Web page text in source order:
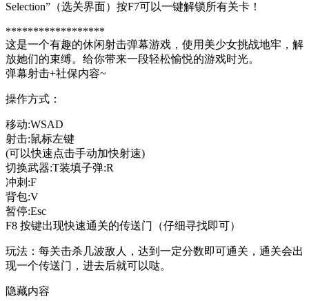
Selection”（选关界面）按F7可以一键解锁所有关卡！
******************
这是一个有趣的休闲射击弹幕游戏，使用美少女挑战地牢，解
放她们的束缚。给你带来一段轻松愉悦的游戏时光。
弹幕射击+社保内容~
操作方式：
移动:WSAD
射击:鼠标左键
(可以快速点击手动加快射速)
切换武器:T装填子弹:R
冲刺:F
背包:V
暂停:Esc
F8 按键出现快速通关的传送门（仔细寻找即可）
玩法：每关击杀几波敌人，达到一定分数即可通关，通关会出
现一个传送门，进去后就可以哒。
隐藏内容